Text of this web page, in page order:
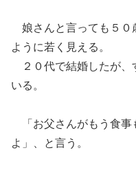
娘さんと言っても５０
ように若く見える。
２０代で結婚したが、
いる。
「お父さんがもう食事
よ」
と言う。